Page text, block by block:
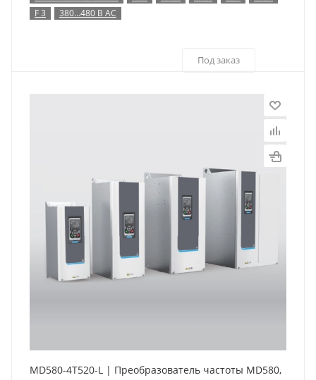
F 3
380…480 В AC
Под заказ
MD580-4T520-L | Преобразователь частоты MD580,